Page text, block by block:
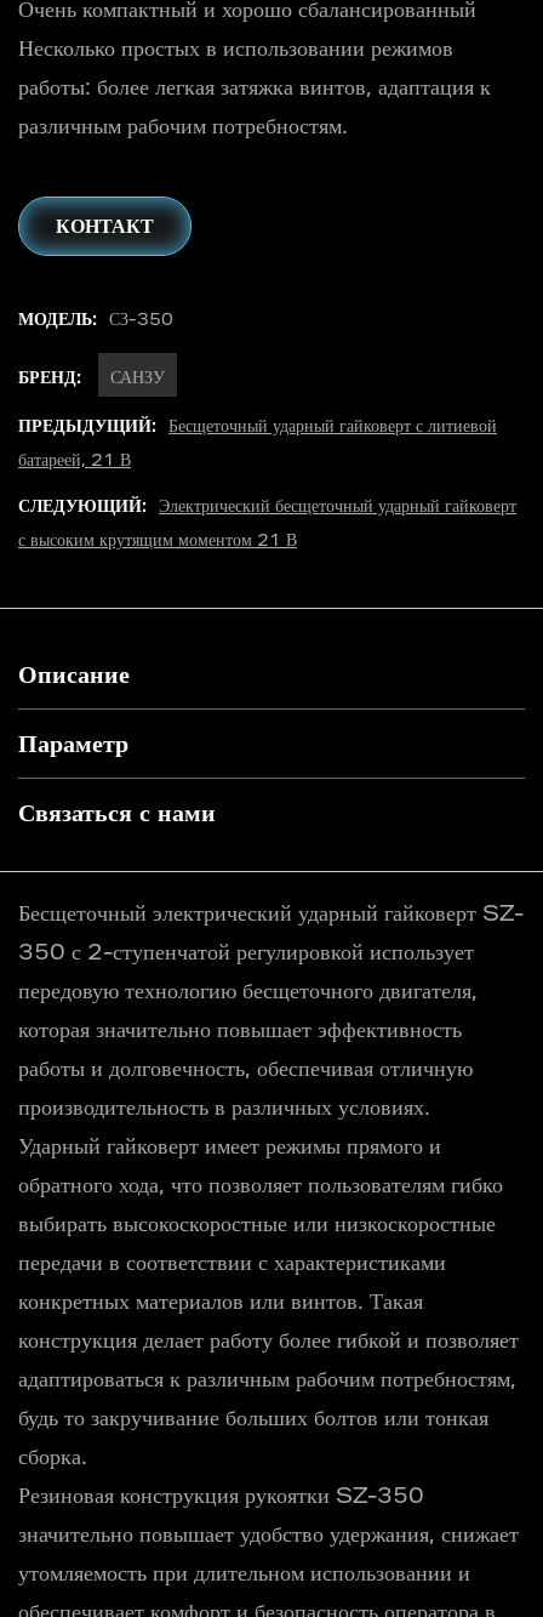
Очень компактный и хорошо сбалансированный
Несколько простых в использовании режимов
работы: более легкая затяжка винтов, адаптация к
различным рабочим потребностям.
КОНТАКТ
МОДЕЛЬ: СЗ-350
БРЕНД: САНЗУ
ПРЕДЫДУЩИЙ:
Бесщеточный ударный гайковерт с литиевой
батареей, 21 В
СЛЕДУЮЩИЙ:
Электрический бесщеточный ударный гайковерт
с высоким крутящим моментом 21 В
Описание
Параметр
Связаться с нами
Бесщеточный электрический ударный гайковерт SZ-
350 с 2-ступенчатой ​​регулировкой использует
передовую технологию бесщеточного двигателя,
которая значительно повышает эффективность
работы и долговечность, обеспечивая отличную
производительность в различных условиях.
Ударный гайковерт имеет режимы прямого и
обратного хода, что позволяет пользователям гибко
выбирать высокоскоростные или низкоскоростные
передачи в соответствии с характеристиками
конкретных материалов или винтов. Такая
конструкция делает работу более гибкой и позволяет
адаптироваться к различным рабочим потребностям,
будь то закручивание больших болтов или тонкая
сборка.
Резиновая конструкция рукоятки SZ-350
значительно повышает удобство удержания, снижает
утомляемость при длительном использовании и